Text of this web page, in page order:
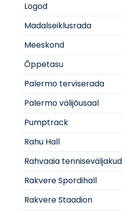
Logod
Madalseiklusrada
Meeskond
Õppetasu
Palermo terviserada
Palermo välijõusaal
Pumptrack
Rahu Hall
Rahvaaia tenniseväljakud
Rakvere Spordihall
Rakvere Staadion